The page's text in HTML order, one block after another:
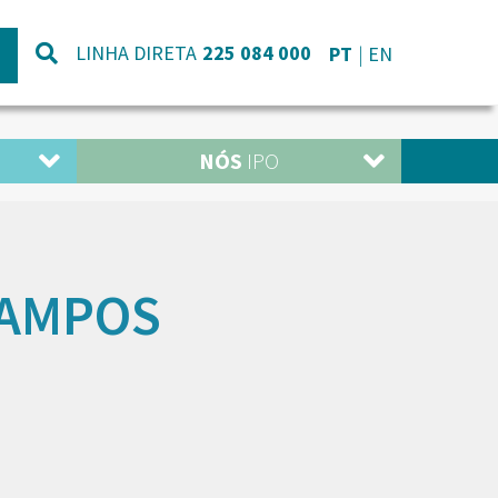
LINHA DIRETA 225 084 000 PT EN
NÓS IPO